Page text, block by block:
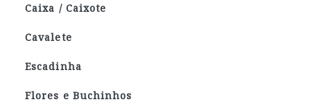
Caixa / Caixote
Cavalete
Escadinha
Flores e Buchinhos